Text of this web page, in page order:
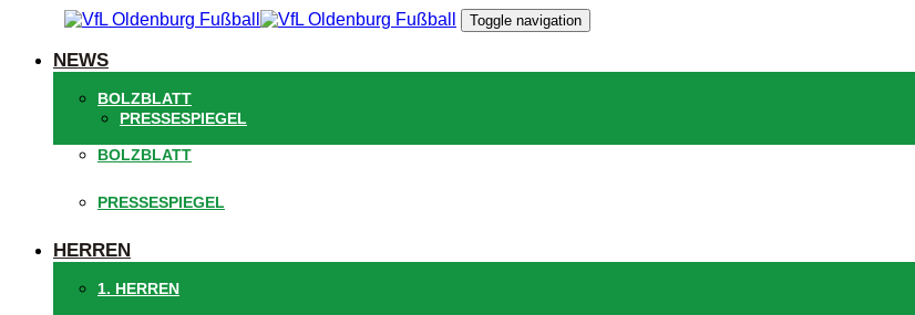
Navigation
springen
Toggle navigation
NEWS
BOLZBLATT
PRESSESPIEGEL
BOLZBLATT
PRESSESPIEGEL
HERREN
1. HERREN